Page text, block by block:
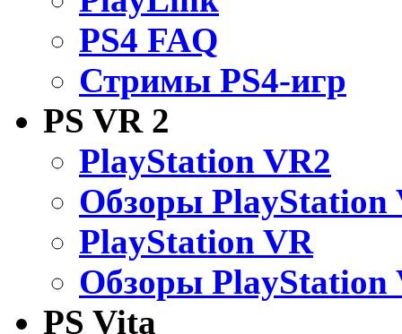
PS4 FAQ
Стримы PS4-игр
PS VR 2
PlayStation VR2
Обзоры PlayStation
PlayStation VR
Обзоры PlayStation
PS Vita